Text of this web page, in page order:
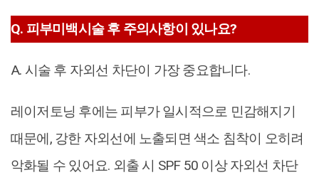
Q. 피부미백시술 후 주의사항이 있나요?
A. 시술 후 자외선 차단이 가장 중요합니다.
레이저토닝 후에는 피부가 일시적으로 민감해지기
때문에, 강한 자외선에 노출되면 색소 침착이 오히려
악화될 수 있어요. 외출 시 SPF 50 이상 자외선 차단